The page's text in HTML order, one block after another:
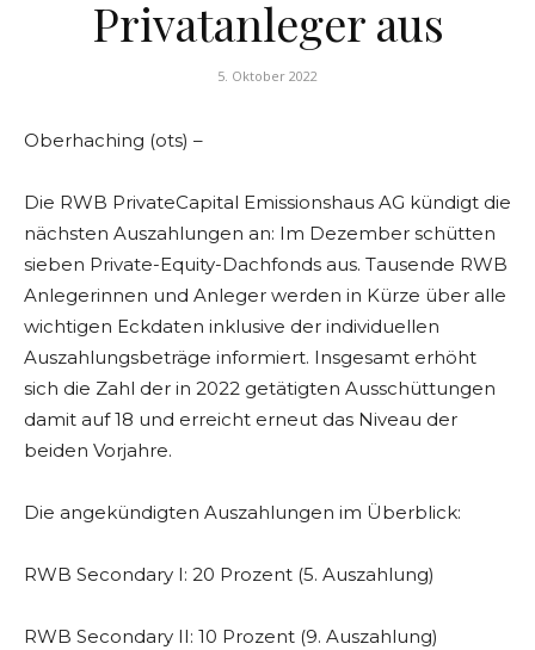
Privatanleger aus
5. Oktober 2022
Oberhaching (ots) –
Die RWB PrivateCapital Emissionshaus AG kündigt die
nächsten Auszahlungen an: Im Dezember schütten
sieben Private-Equity-Dachfonds aus. Tausende RWB
Anlegerinnen und Anleger werden in Kürze über alle
wichtigen Eckdaten inklusive der individuellen
Auszahlungsbeträge informiert. Insgesamt erhöht
sich die Zahl der in 2022 getätigten Ausschüttungen
damit auf 18 und erreicht erneut das Niveau der
beiden Vorjahre.
Die angekündigten Auszahlungen im Überblick:
RWB Secondary I: 20 Prozent (5. Auszahlung)
RWB Secondary II: 10 Prozent (9. Auszahlung)